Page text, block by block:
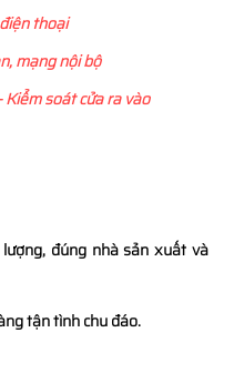
thoại
mạng nội bộ
soát cửa ra vào
đúng nhà sản xuất và
tận tình chu đáo.